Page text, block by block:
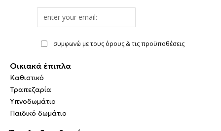
συμφωνώ με τους όρους & τις προϋποθέσεις
Οικιακά έπιπλα
Καθιστικό
Τραπεζαρία
Υπνοδωμάτιο
Παιδικό δωμάτιο